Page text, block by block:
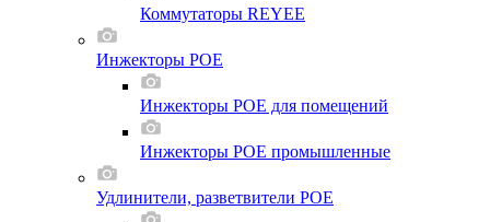
Коммутаторы REYEE
Инжекторы POE
Инжекторы POE для помещений
Инжекторы POE промышленные
Удлинители, разветвители POE